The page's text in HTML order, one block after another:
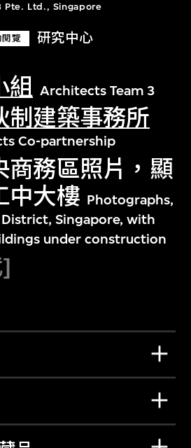
Pte. Ltd., Singapore
閱覽 研究中心
組 Architects Team 3
制建築事務所
Co-partnership
商務區照片，顯
中大樓 Photographs,
Singapore, with
under construction